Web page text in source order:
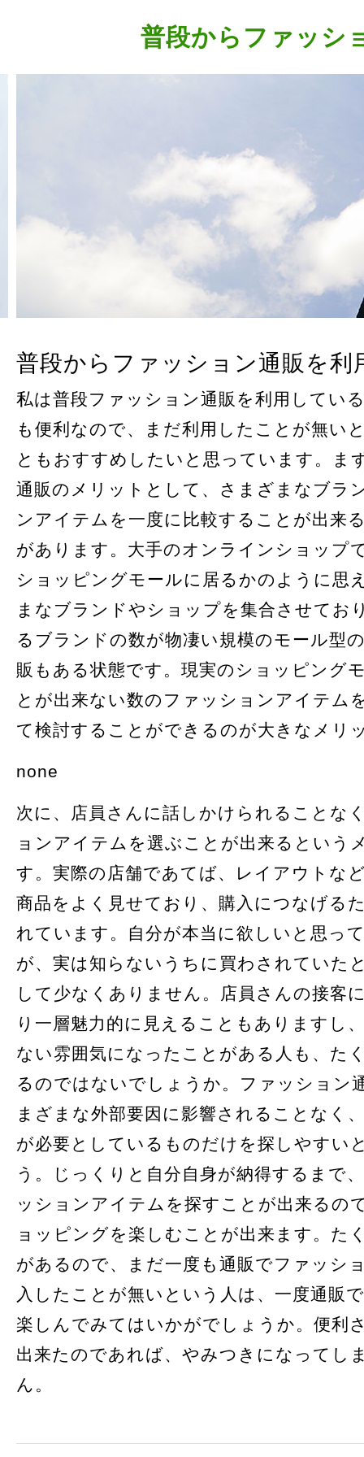
普段からファッシ
普段からファッション通販を利
私は普段ファッション通販を利用してい
も便利なので、まだ利用したことが無い
ともおすすめしたいと思っています。ま
通販のメリットとして、さまざまなブラ
ンアイテムを一度に比較することが出来
があります。大手のオンラインショップ
ショッピングモールに居るかのように思
まなブランドやショップを集合させてお
るブランドの数が物凄い規模のモール型
販もある状態です。現実のショッピング
とが出来ない数のファッションアイテム
て検討することができるのが大きなメリ
none
次に、店員さんに話しかけられることな
ョンアイテムを選ぶことが出来るという
す。実際の店舗であてば、レイアウトな
商品をよく見せており、購入につなげる
れています。自分が本当に欲しいと思っ
が、実は知らないうちに買わされていた
して少なくありません。店員さんの接客
り一層魅力的に見えることもありますし
ない雰囲気になったことがある人も、た
るのではないでしょうか。ファッション
まざまな外部要因に影響されることなく
が必要としているものだけを探しやすい
う。じっくりと自分自身が納得するまで
ッションアイテムを探すことが出来るの
ョッピングを楽しむことが出来ます。た
があるので、まだ一度も通販でファッシ
入したことが無いという人は、一度通販
楽しんでみてはいかがでしょうか。便利
出来たのであれば、やみつきになってし
ん。